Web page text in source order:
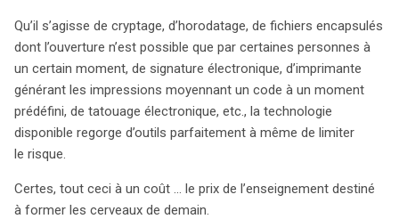
Qu’il s’agisse de cryptage, d’horodatage, de fichiers encapsulés
dont l’ouverture n’est possible que par certaines personnes à
un certain moment, de signature électronique, d’imprimante
générant les impressions moyennant un code à un moment
prédéfini, de tatouage électronique, etc., la technologie
disponible regorge d’outils parfaitement à même de limiter
le risque.
Certes, tout ceci à un coût … le prix de l’enseignement destiné
à former les cerveaux de demain.